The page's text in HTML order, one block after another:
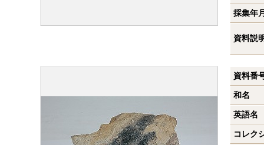
採集年
資料説
資料番
和名
英語名
コレク